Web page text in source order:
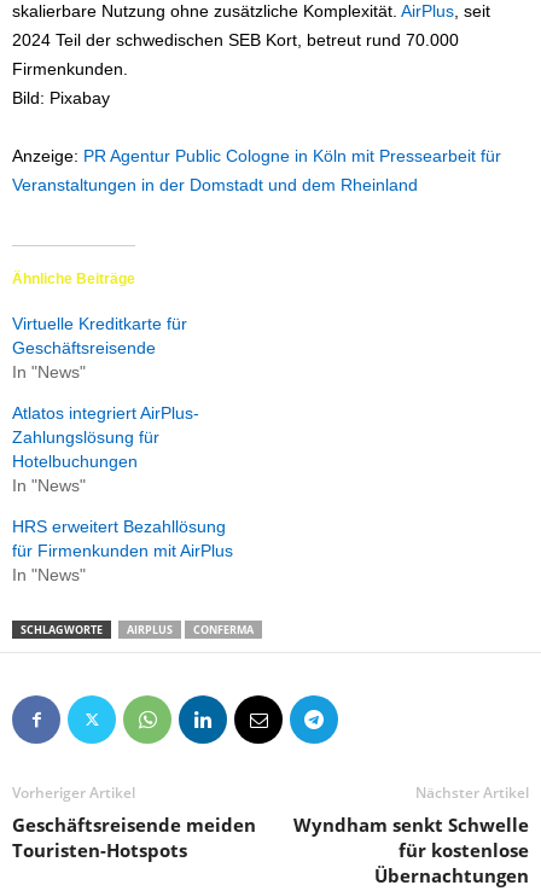
skalierbare Nutzung ohne zusätzliche Komplexität. AirPlus , seit
2024 Teil der schwedischen SEB Kort, betreut rund 70.000
Firmenkunden.
Bild: Pixabay
Anzeige: PR Agentur Public Cologne in Köln mit Pressearbeit für
Veranstaltungen in der Domstadt und dem Rheinland
Ähnliche Beiträge
Virtuelle Kreditkarte für
Geschäftsreisende
In "News"
Atlatos integriert AirPlus-
Zahlungslösung für
Hotelbuchungen
In "News"
HRS erweitert Bezahllösung
für Firmenkunden mit AirPlus
In "News"
SCHLAGWORTE AIRPLUS CONFERMA
Vorheriger Artikel
Geschäftsreisende meiden
Touristen-Hotspots
Nächster Artikel
Wyndham senkt Schwelle
für kostenlose
Übernachtungen